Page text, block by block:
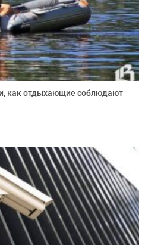
как отдыхающие соблюдают